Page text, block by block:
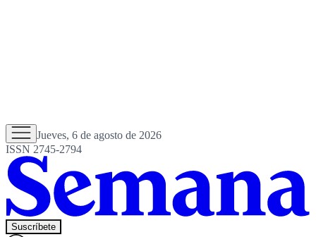
Jueves, 6 de agosto de 2026
ISSN 2745-2794
Suscríbete